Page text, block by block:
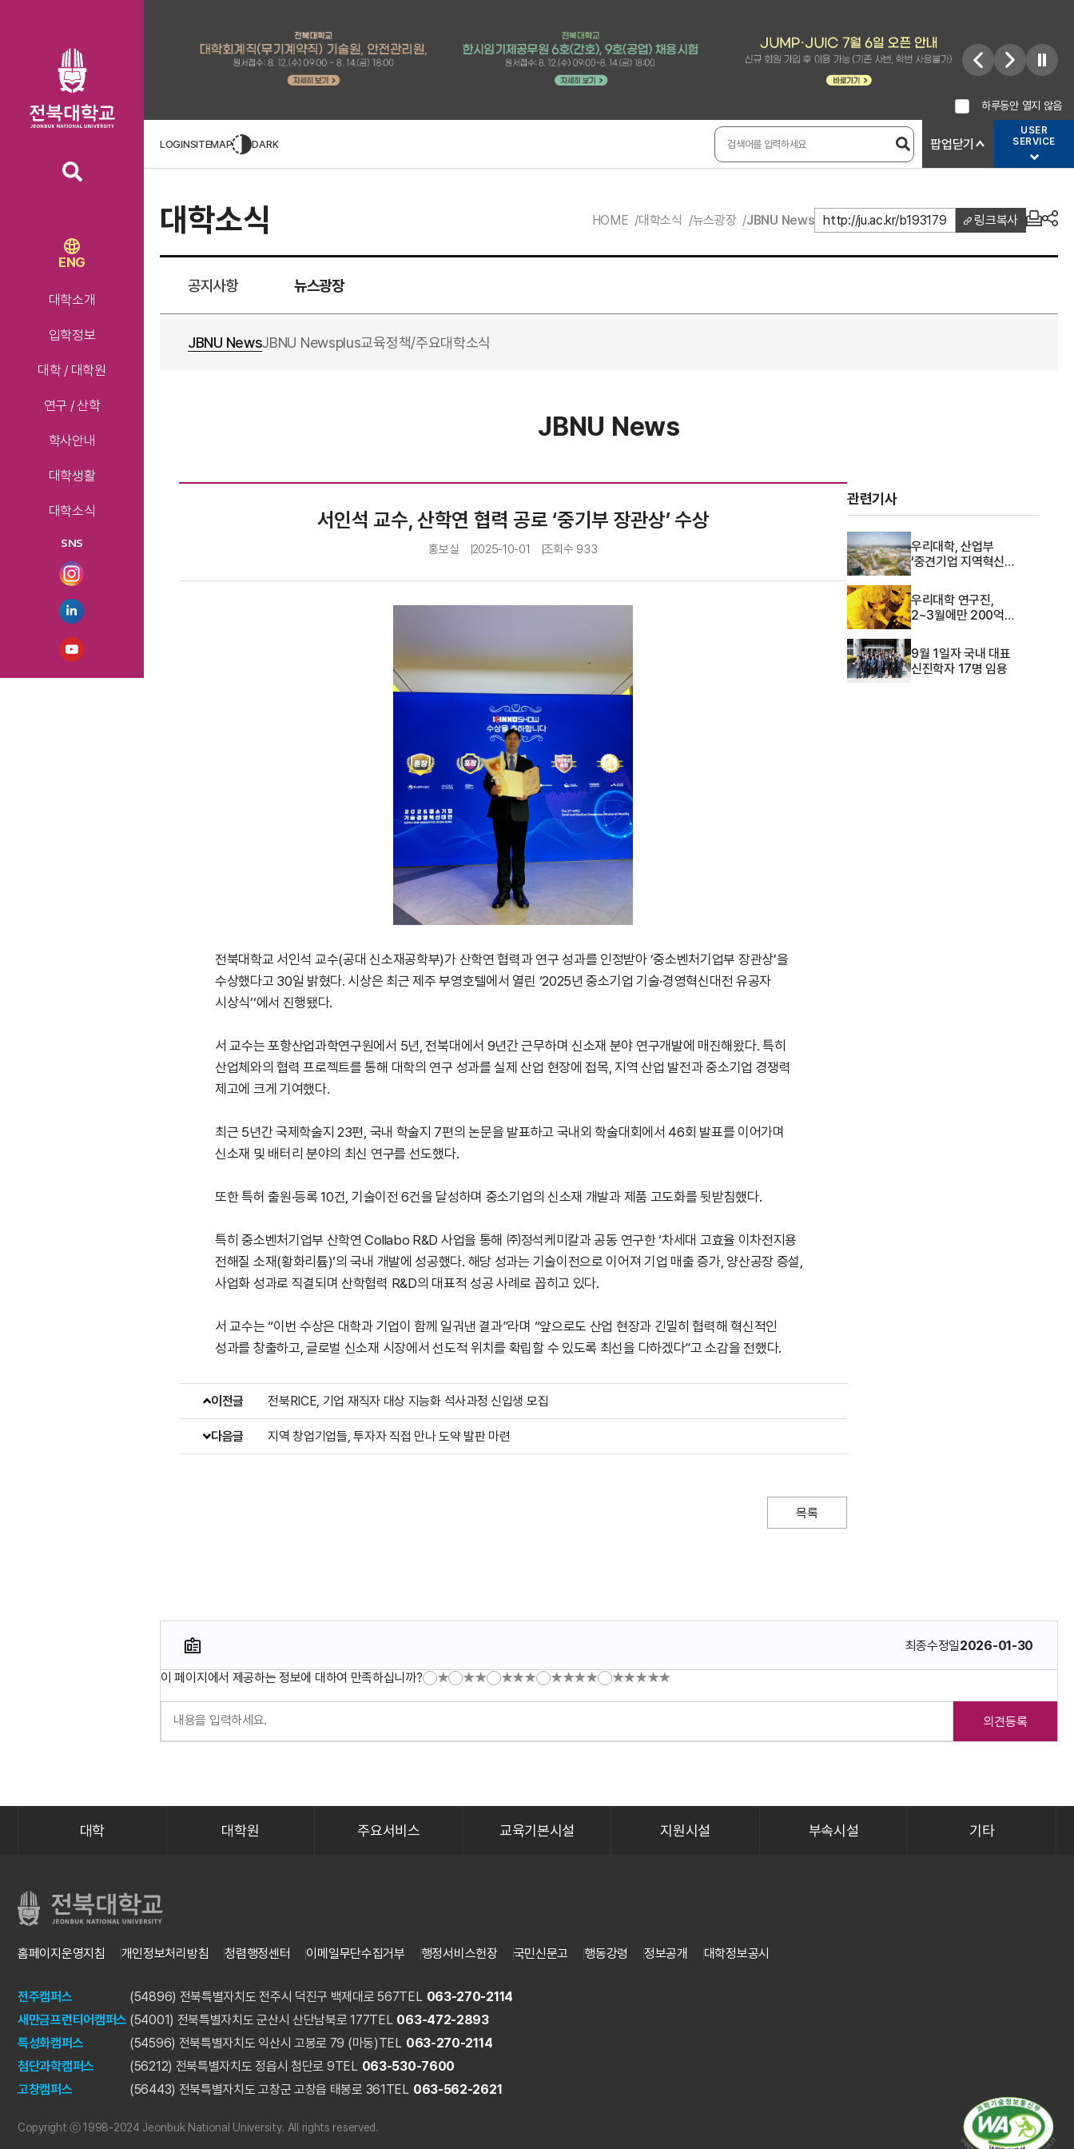
하루동안 열지 않음
ENG
대학소개
입학정보
대학 / 대학원
연구 / 산학
학사안내
대학생활
대학소식
SNS
LOGINSITEMAP DARK 팝업닫기
USER
SERVICE
대학소식 HOME 대학소식 뉴스광장 JBNU News http://ju.ac.kr/b193179 링크복사
공지사항 뉴스광장
JBNU NewsJBNU Newsplus교육정책/주요대학소식
JBNU News
서인석 교수, 산학연 협력 공로 ‘중기부 장관상’ 수상
홍보실 2025-10-01 조회수 933
전북대학교 서인석 교수(공대 신소재공학부)가 산학연 협력과 연구 성과를 인정받아 ‘중소벤처기업부 장관상’을
수상했다고 30일 밝혔다. 시상은 최근 제주 부영호텔에서 열린 ‘2025년 중소기업 기술·경영혁신대전 유공자
시상식’‘에서 진행됐다.
서 교수는 포항산업과학연구원에서 5년, 전북대에서 9년간 근무하며 신소재 분야 연구개발에 매진해왔다. 특히
산업체와의 협력 프로젝트를 통해 대학의 연구 성과를 실제 산업 현장에 접목, 지역 산업 발전과 중소기업 경쟁력
제고에 크게 기여했다.
최근 5년간 국제학술지 23편, 국내 학술지 7편의 논문을 발표하고 국내외 학술대회에서 46회 발표를 이어가며
신소재 및 배터리 분야의 최신 연구를 선도했다.
또한 특허 출원·등록 10건, 기술이전 6건을 달성하며 중소기업의 신소재 개발과 제품 고도화를 뒷받침했다.
특히 중소벤처기업부 산학연 Collabo R&D 사업을 통해 ㈜정석케미칼과 공동 연구한 ‘차세대 고효율 이차전지용
전해질 소재(황화리튬)’의 국내 개발에 성공했다. 해당 성과는 기술이전으로 이어져 기업 매출 증가, 양산공장 증설,
사업화 성과로 직결되며 산학협력 R&D의 대표적 성공 사례로 꼽히고 있다.
서 교수는 “이번 수상은 대학과 기업이 함께 일궈낸 결과”라며 “앞으로도 산업 현장과 긴밀히 협력해 혁신적인
성과를 창출하고, 글로벌 신소재 시장에서 선도적 위치를 확립할 수 있도록 최선을 다하겠다”고 소감을 전했다.
이전글 전북RICE, 기업 재직자 대상 지능화 석사과정 신입생 모집
다음글 지역 창업기업들, 투자자 직접 만나 도약 발판 마련
목록
관련기사
우리대학, 산업부
‘중견기업 지역혁신
우리대학 연구진,
2~3월에만 200억
9월 1일자 국내 대표
신진학자 17명 임용
최종수정일2026-01-30
이 페이지에서 제공하는 정보에 대하여 만족하십니까? ★ ★★ ★★★ ★★★★ ★★★★★
의견등록
대학 대학원 주요서비스 교육기본시설 지원시설 부속시설 기타
홈페이지운영지침 개인정보처리방침 청렴행정센터 이메일무단수집거부 행정서비스헌장 국민신문고 행동강령 정보공개 대학정보공시
전주캠퍼스 (54896) 전북특별자치도 전주시 덕진구 백제대로 567TEL 063-270-2114
새만금프런티어캠퍼스 (54001) 전북특별자치도 군산시 산단남북로 177TEL 063-472-2893
특성화캠퍼스
(54596) 전북특별자치도 익산시 고봉로 79 (마동)TEL 063-270-2114
첨단과학캠퍼스
(56212) 전북특별자치도 정읍시 첨단로 9TEL 063-530-7600
고창캠퍼스
(56443) 전북특별자치도 고창군 고창읍 태봉로 361TEL 063-562-2621
Copyright ⓒ 1998-2024 Jeonbuk National University. All rights reserved.